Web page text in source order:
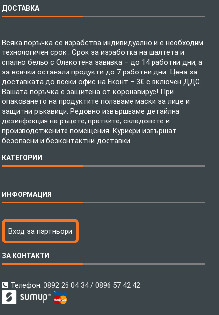
ДОСТАВКА
Всяка поръчка се изработва индивидуално и е необходим
технологичен срок . Срок за изработка на шалтета и
спално бельо с Олекотена завивка – до 14 работни дни, а
за всички останали продукти до 7 работни дни. Цена за
доставката до всеки офис на Еконт – 3€ с включен ДДС.
Вашата поръчка е защитена от коронавирус! При
опаковането на продуктите ползваме маски за лице и
защитни ръкавици. Редовно извършваме детайлна
дезинфекция на ръцете, пратките, складовете и
производстжените помещения. Куриери извършат
безопасни и безконтактни доставки.
КАТЕГОРИИ
Бебешки спални комплекти
Тениски с пълноцветен печат
Хавлиени кърпи
Пончо за водни спортове
Микрофибърни Велурени Кърпи
Детски пончота
Тениски
ИНФОРМАЦИЯ
Технология на печатане
Файлове за печат
Как да поръчам?
С какво сме различни?
Контакти
Общи Условия
Вход за партньори
ЗА КОНТАКТИ
Телефон:0892 26 04 34 / 0896 57 42 42